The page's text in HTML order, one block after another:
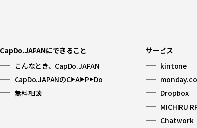
CapDo.JAPANにできること
こんなとき、CapDo.JAPAN
CapDo.JAPANのC▶︎A▶︎P▶︎Do
無料相談
サービス
kintone
Dropbox
MICHIRU
Chatwork